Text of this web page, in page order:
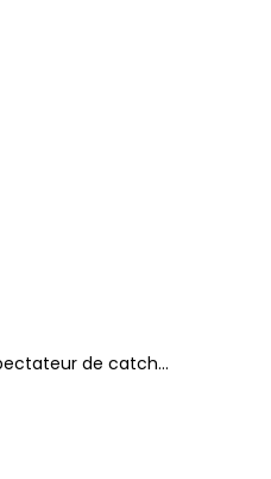
de catch…